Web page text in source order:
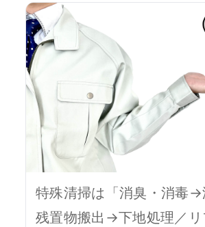
特殊清掃は「消臭・消毒
残置物搬出→下地処理／